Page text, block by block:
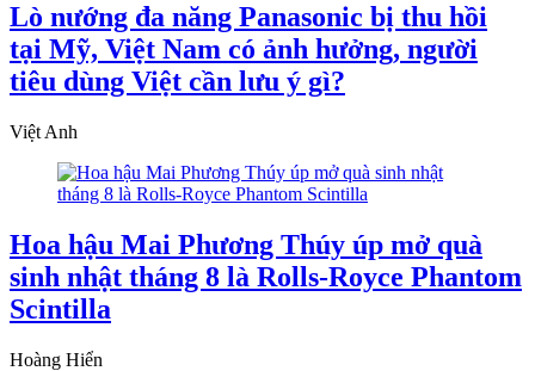
Lò nướng đa năng Panasonic bị thu hồi
tại Mỹ, Việt Nam có ảnh hưởng, người
tiêu dùng Việt cần lưu ý gì?
Việt Anh
Hoa hậu Mai Phương Thúy úp mở quà
sinh nhật tháng 8 là Rolls-Royce Phantom
Scintilla
Hoàng Hiển